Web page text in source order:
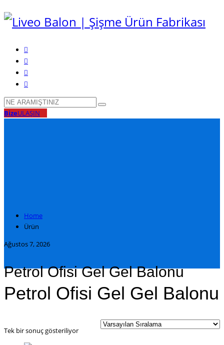
BizeULAŞIN
Home
Ürün
Ağustos 7, 2026
Petrol Ofisi Gel Gel Balonu
Petrol Ofisi Gel Gel Balonu
Tek bir sonuç gösteriliyor